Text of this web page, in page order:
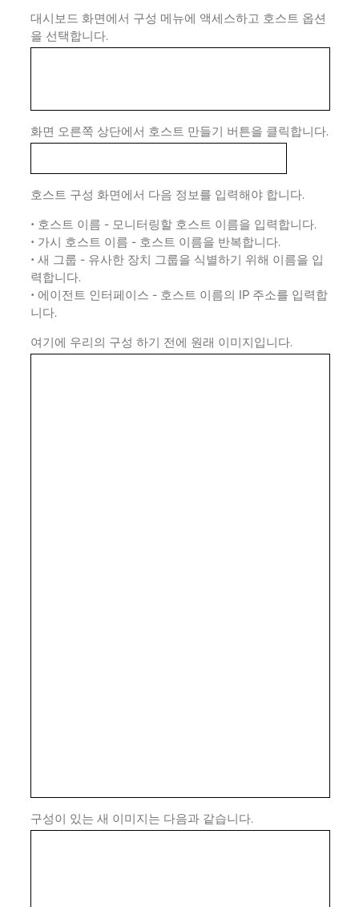
대시보드 화면에서 구성 메뉴에 액세스하고 호스트 옵션
을 선택합니다.
화면 오른쪽 상단에서 호스트 만들기 버튼을 클릭합니다.
호스트 구성 화면에서 다음 정보를 입력해야 합니다.
• 호스트 이름 - 모니터링할 호스트 이름을 입력합니다.
• 가시 호스트 이름 - 호스트 이름을 반복합니다.
• 새 그룹 - 유사한 장치 그룹을 식별하기 위해 이름을 입
력합니다.
• 에이전트 인터페이스 - 호스트 이름의 IP 주소를 입력합
니다.
여기에 우리의 구성 하기 전에 원래 이미지입니다.
구성이 있는 새 이미지는 다음과 같습니다.